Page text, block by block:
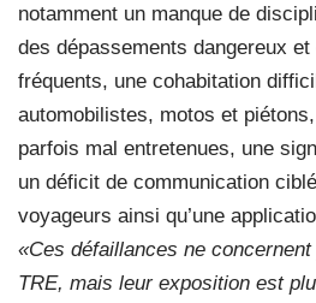
notamment un manque de
des dépassements dangereux
fréquents, une cohabitation
automobilistes, motos et
parfois mal entretenues, une
un déficit de communication
voyageurs ainsi qu’une
«Ces défaillances ne
TRE, mais leur exposition est